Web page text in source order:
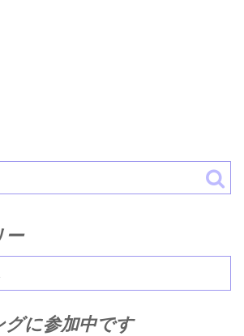
ー
に参加中です